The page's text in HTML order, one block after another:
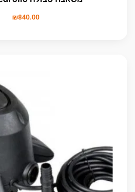
₪840.00